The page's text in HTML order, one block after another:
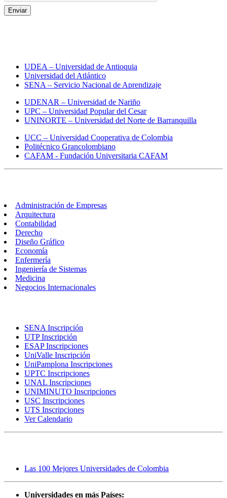
Enviar
UDEA – Universidad de Antioquia
Universidad del Atlántico
SENA – Servicio Nacional de Aprendizaje
UDENAR – Universidad de Nariño
UPC – Universidad Popular del Cesar
UNINORTE – Universidad del Norte de Barranquilla
UCC – Universidad Cooperativa de Colombia
Politécnico Grancolombiano
CAFAM - Fundación Universitaria CAFAM
Administración de Empresas
Arquitectura
Contabilidad
Derecho
Diseño Gráfico
Economía
Enfermería
Ingeniería de Sistemas
Medicina
Negocios Internacionales
SENA Inscripción
UTP Inscripción
ESAP Inscripciones
UniValle Inscripción
UniPamplona Inscripciones
UPTC Inscripciones
UNAL Inscripciones
UNIMINUTO Inscripciones
USC Inscripciones
UTS Inscripciones
Ver Calendario
Las 100 Mejores Universidades de Colombia
Universidades en más Países: